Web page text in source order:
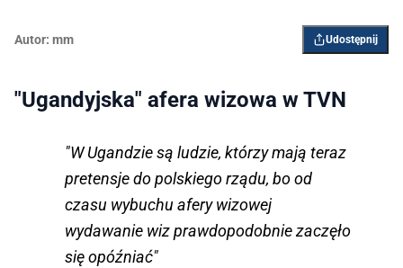
Autor: mm Udostępnij
"Ugandyjska" afera wizowa w TVN
"W Ugandzie są ludzie, którzy mają teraz
pretensje do polskiego rządu, bo od
czasu wybuchu afery wizowej
wydawanie wiz prawdopodobnie zaczęło
się opóźniać"